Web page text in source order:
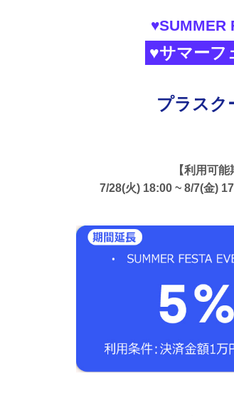
♥SUMMER
♥サマーフ
プラスク
【利用可能
7/28(火) 18:00 ~ 8/7(金)